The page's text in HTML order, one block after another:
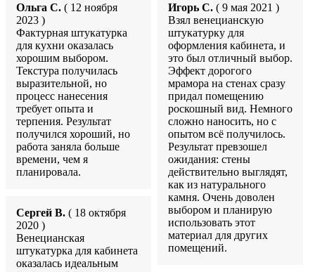
Ольга С. ( 12 ноября
2023 )
Фактурная штукатурка
для кухни оказалась
хорошим выбором.
Текстура получилась
выразительной, но
процесс нанесения
требует опыта и
терпения. Результат
получился хороший, но
работа заняла больше
времени, чем я
планировала.
Сергей В. ( 18 октября
2020 )
Венецианская
штукатурка для кабинета
оказалась идеальным
Игорь С. ( 9 мая 2021 )
Взял венецианскую
штукатурку для
оформления кабинета, и
это был отличный выбор.
Эффект дорогого
мрамора на стенах сразу
придал помещению
роскошный вид. Немного
сложно наносить, но с
опытом всё получилось.
Результат превзошел
ожидания: стены
действительно выглядят,
как из натурального
камня. Очень доволен
выбором и планирую
использовать этот
материал для других
помещений.